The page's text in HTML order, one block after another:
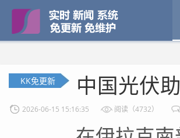
KK免更新 中国光伏
2026-06-15 15:16:35 阅读（4732）